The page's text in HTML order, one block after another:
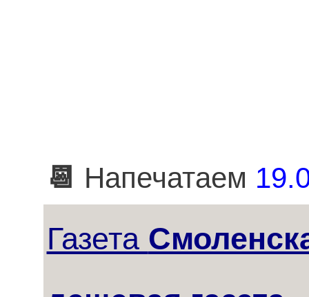
📆 Напечатаем
Газета